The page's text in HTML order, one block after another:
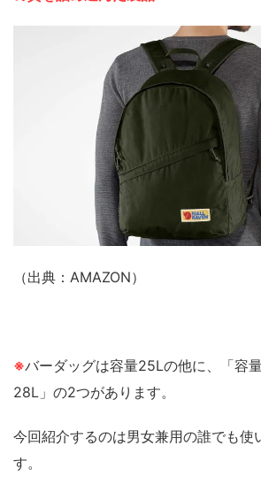
（出典：AMAZON）
※バーダッグは容量25Lの他に、「容
28L」の2つがあります。
今回紹介するのは男女兼用の誰でも使
す。